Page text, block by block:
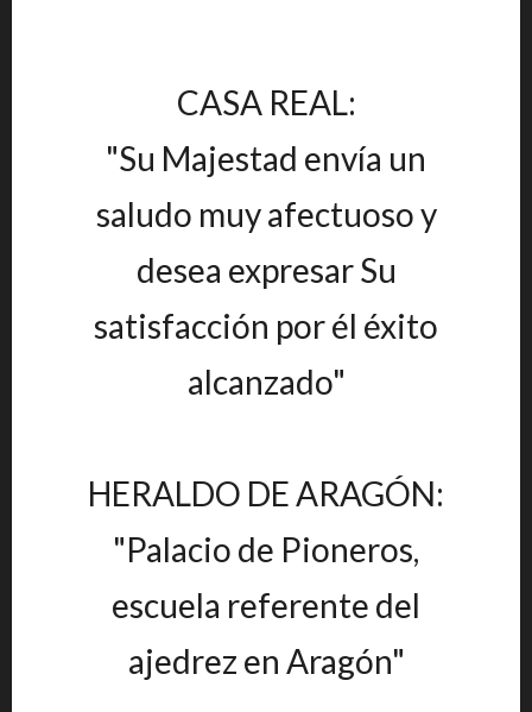
CASA REAL:
"Su Majestad envía un
saludo muy afectuoso y
desea expresar Su
satisfacción por él éxito
alcanzado"
HERALDO DE ARAGÓN:
"Palacio de Pioneros,
escuela referente del
ajedrez en Aragón"